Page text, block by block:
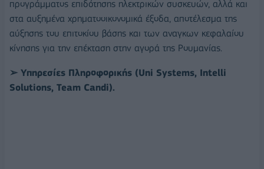
προγράμματος επιδότησης ηλεκτρικών συσκευών, αλλά και
στα αυξημένα χρηματοοικονομικά έξοδα, αποτέλεσμα της
αύξησης του επιτοκίου βάσης και των αναγκων κεφαλαίου
κίνησης για την επέκταση στην αγορά της Ρουμανίας.
➢ Υπηρεσίες Πληροφορικής (Uni Systems, Intelli
Solutions, Team Candi).